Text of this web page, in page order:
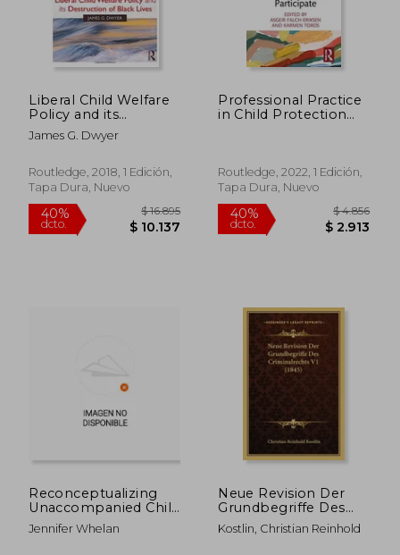
40%
Liberal Child Welfare
Policy and its
Destruction of Black
Lives (en Inglés)
James G. Dwyer
Routledge, 2018, 1 Edición,
Tapa Dura, Nuevo
Professional Practice
in Child Protection
Inglés)
Routledge, 2022, 1 Edición,
Tapa Dura, Nuevo
Reconceptualizing
Unaccompanied Child
Asylum Seekers and
the law (Routledge
Jennifer Whelan
Neue Revision Der
Grundbegriffe Des
Criminalrechts V1
(1845) (en Alemán)
Kostlin, Christian Reinhold